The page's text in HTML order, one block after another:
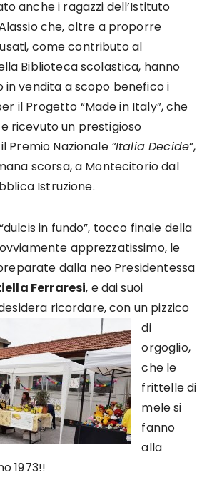
anche i ragazzi dell’Istituto
che, oltre a proporre
come contributo al
Biblioteca scolastica, hanno
in vendita a scopo benefico i
il Progetto “Made in Italy”, che
ricevuto un prestigioso
Premio Nazionale “Italia Decide”,
scorsa, a Montecitorio dal
Istruzione.
in fundo”, tocco finale della
apprezzatissimo, le
dalla neo Presidentessa
Ferraresi, e dai suoi
ricordare, con un pizzico
di
orgoglio,
che le
frittelle di
mele si
fanno
alla
1973!!